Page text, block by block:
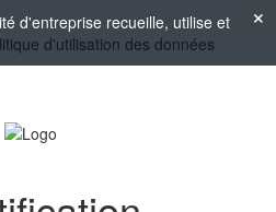
d'entreprise recueille, utilise et
d'utilisation des données